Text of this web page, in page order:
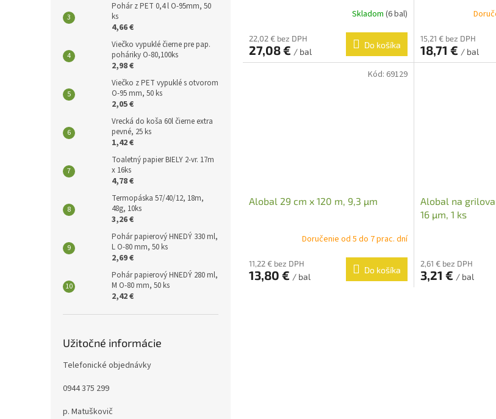
Pohár z PET 0,4 l O-95mm, 50
ks
4,66 €
Viečko vypuklé čierne pre pap.
poháriky O-80,100ks
2,98 €
Viečko z PET vypuklé s otvorom
O-95 mm, 50 ks
2,05 €
Vrecká do koša 60l čierne extra
pevné, 25 ks
1,42 €
Toaletný papier BIELY 2-vr. 17m
x 16ks
4,78 €
Termopáska 57/40/12, 18m,
48g, 10ks
3,26 €
Pohár papierový HNEDÝ 330 ml,
L O-80 mm, 50 ks
2,69 €
Pohár papierový HNEDÝ 280 ml,
M O-80 mm, 50 ks
2,42 €
Užitočné informácie
Telefonické objednávky
0944 375 299
p. Matuškovič
Skladom (6 bal)
22,02 € bez DPH
27,08 € / bal
Do košíka
15,21 € bez DPH
18,71 € / bal
Alobal 29 cm x 120 m, 9,3 µm
Doručenie od 5 do 7 prac. dní
11,22 € bez DPH
13,80 € / bal
Do košíka
Kód: 69129
Alobal na
16 µm, 1 ks
2,61 € bez DPH
3,21 € / bal